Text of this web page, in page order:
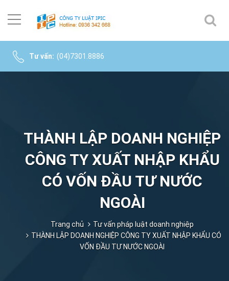
Tư vấn: (04)7301.8886
THÀNH LẬP DOANH NGHIỆP
CÔNG TY XUẤT NHẬP KHẨU
CÓ VỐN ĐẦU TƯ NƯỚC
NGOÀI
Trang chủ
Tư vấn pháp luật doanh nghiệp
THÀNH LẬP DOANH NGHIỆP CÔNG TY XUẤT NHẬP KHẨU CÓ
VỐN ĐẦU TƯ NƯỚC NGOÀI